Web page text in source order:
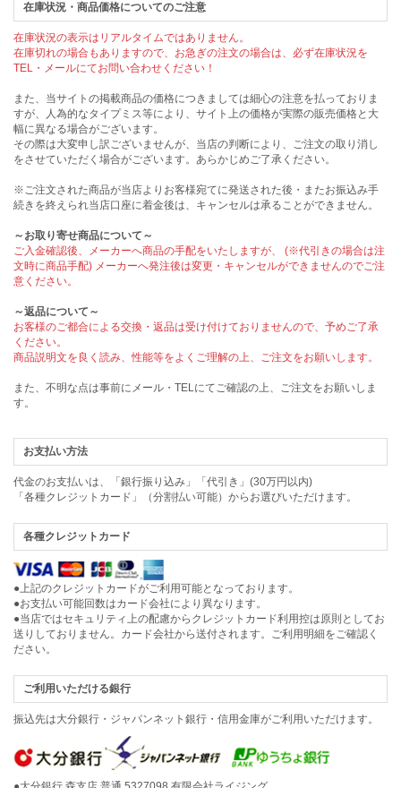
在庫状況・商品価格についてのご注意
在庫状況の表示はリアルタイムではありません。
在庫切れの場合もありますので、お急ぎの注文の場合は、必ず在庫状況を
TEL・メールにてお問い合わせください！
また、当サイトの掲載商品の価格につきましては細心の注意を払っておりま
すが、人為的なタイプミス等により、サイト上の価格が実際の販売価格と大
幅に異なる場合がございます。
その際は大変申し訳ございませんが、当店の判断により、ご注文の取り消し
をさせていただく場合がございます。あらかじめご了承ください。
※ご注文された商品が当店よりお客様宛てに発送された後・またお振込み手
続きを終えられ当店口座に着金後は、キャンセルは承ることができません。
～お取り寄せ商品について～
ご入金確認後、メーカーへ商品の手配をいたしますが、 (※代引きの場合は注
文時に商品手配) メーカーへ発注後は変更・キャンセルができませんのでご注
意ください。
～返品について～
お客様のご都合による交換・返品は受け付けておりませんので、予めご了承
ください。
商品説明文を良く読み、性能等をよくご理解の上、ご注文をお願いします。
また、不明な点は事前にメール・TELにてご確認の上、ご注文をお願いしま
す。
お支払い方法
代金のお支払いは、「銀行振り込み」「代引き」(30万円以内)
「各種クレジットカード」（分割払い可能）からお選びいただけます。
各種クレジットカード
●上記のクレジットカードがご利用可能となっております。
●お支払い可能回数はカード会社により異なります。
●当店ではセキュリティ上の配慮からクレジットカード利用控は原則としてお
送りしておりません。カード会社から送付されます。ご利用明細をご確認く
ださい。
ご利用いただける銀行
振込先は大分銀行・ジャパンネット銀行・信用金庫がご利用いただけます。